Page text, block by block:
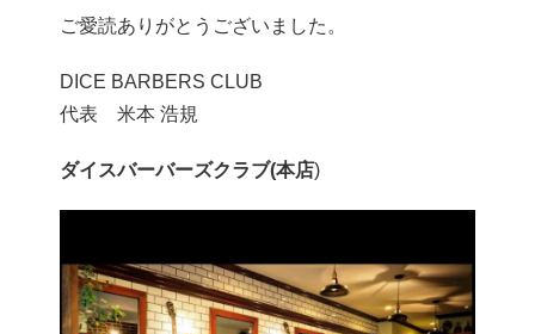
ご愛読ありがとうございました。
DICE BARBERS CLUB
代表 米本 浩規
ダイスバーバーズクラブ(本店)